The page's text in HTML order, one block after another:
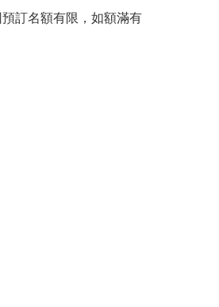
訂名額有限，如額滿有